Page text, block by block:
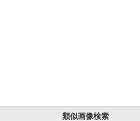
類似画像検索